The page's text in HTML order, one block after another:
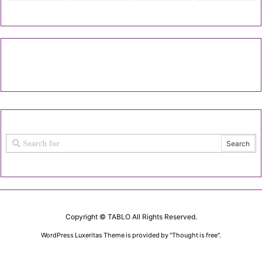
Copyright © TABLOAll Rights Reserved.
WordPress Luxeritas Theme is provided by "Thought is free".